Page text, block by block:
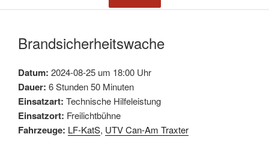
Brandsicherheitswache
Datum: 2024-08-25 um 18:00 Uhr
Dauer: 6 Stunden 50 Minuten
Einsatzart: Technische Hilfeleistung
Einsatzort: Freilichtbühne
Fahrzeuge: LF-KatS, UTV Can-Am Traxter